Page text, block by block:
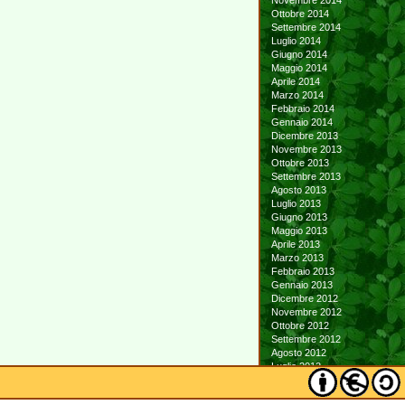
Ottobre 2014
Settembre 2014
Luglio 2014
Giugno 2014
Maggio 2014
Aprile 2014
Marzo 2014
Febbraio 2014
Gennaio 2014
Dicembre 2013
Novembre 2013
Ottobre 2013
Settembre 2013
Agosto 2013
Luglio 2013
Giugno 2013
Maggio 2013
Aprile 2013
Marzo 2013
Febbraio 2013
Gennaio 2013
Dicembre 2012
Novembre 2012
Ottobre 2012
Settembre 2012
Agosto 2012
Luglio 2012
Giugno 2012
Maggio 2012